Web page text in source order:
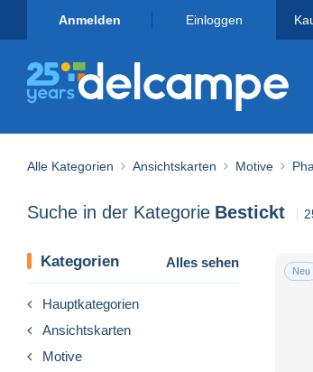
Anmelden Einloggen
Alle Kategorien Ansichtskarten Motive
Suche in der Kategorie Bestickt
Kategorien Alles sehen
Hauptkategorien
Ansichtskarten
Motive
Neu